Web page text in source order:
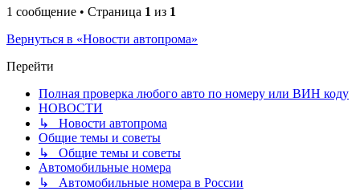
1 сообщение • Страница 1 из 1
Вернуться в «Новости автопрома»
Перейти
Полная проверка любого авто по номеру или ВИН коду
НОВОСТИ
↳ Новости автопрома
Общие темы и советы
↳ Общие темы и советы
Автомобильные номера
↳ Автомобильные номера в России